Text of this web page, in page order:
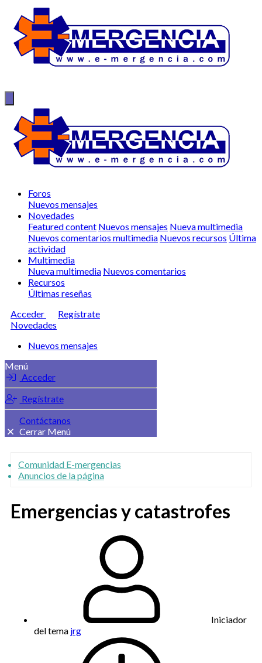
Foros
Nuevos mensajes
Novedades
Featured content Nuevos mensajes Nueva multimedia
Nuevos comentarios multimedia Nuevos recursos Última
actividad
Multimedia
Nueva multimedia Nuevos comentarios
Recursos
Últimas reseñas
Acceder
Regístrate
Novedades
Nuevos mensajes
Menú
Acceder
Regístrate
Contáctanos
Cerrar Menú
Comunidad E-mergencias
Anuncios de la página
Emergencias y catastrofes
Iniciador
del tema jrg